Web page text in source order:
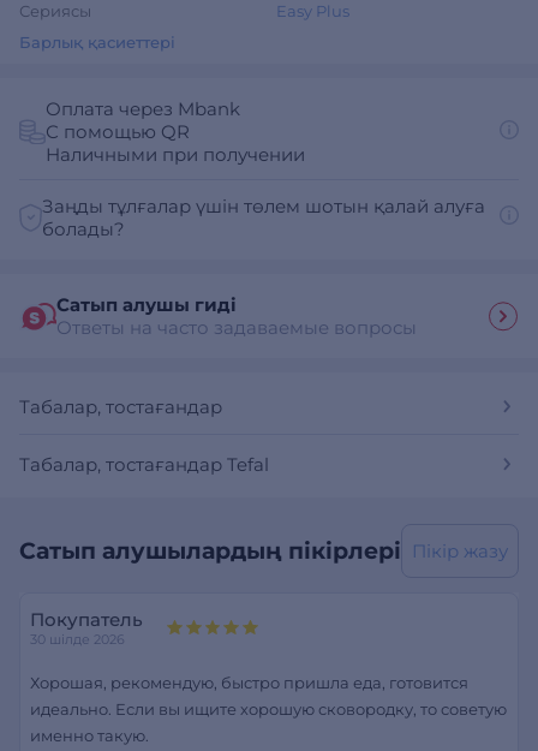
Сериясы
Easy Plus
Барлық қасиеттері
Оплата через Mbank
С помощью QR
Наличными при получении
Заңды тұлғалар үшін төлем шотын қалай алуға
болады?
Сатып алушы гиді
Ответы на часто задаваемые вопросы
Табалар, тостағандар
Табалар, тостағандар Tefal
Сатып алушылардың пікірлері Пікір жазу
Покупатель
30 шілде 2026
Хорошая, рекомендую, быстро пришла еда, готовится
идеально. Если вы ищите хорошую сковородку, то советую
именно такую.